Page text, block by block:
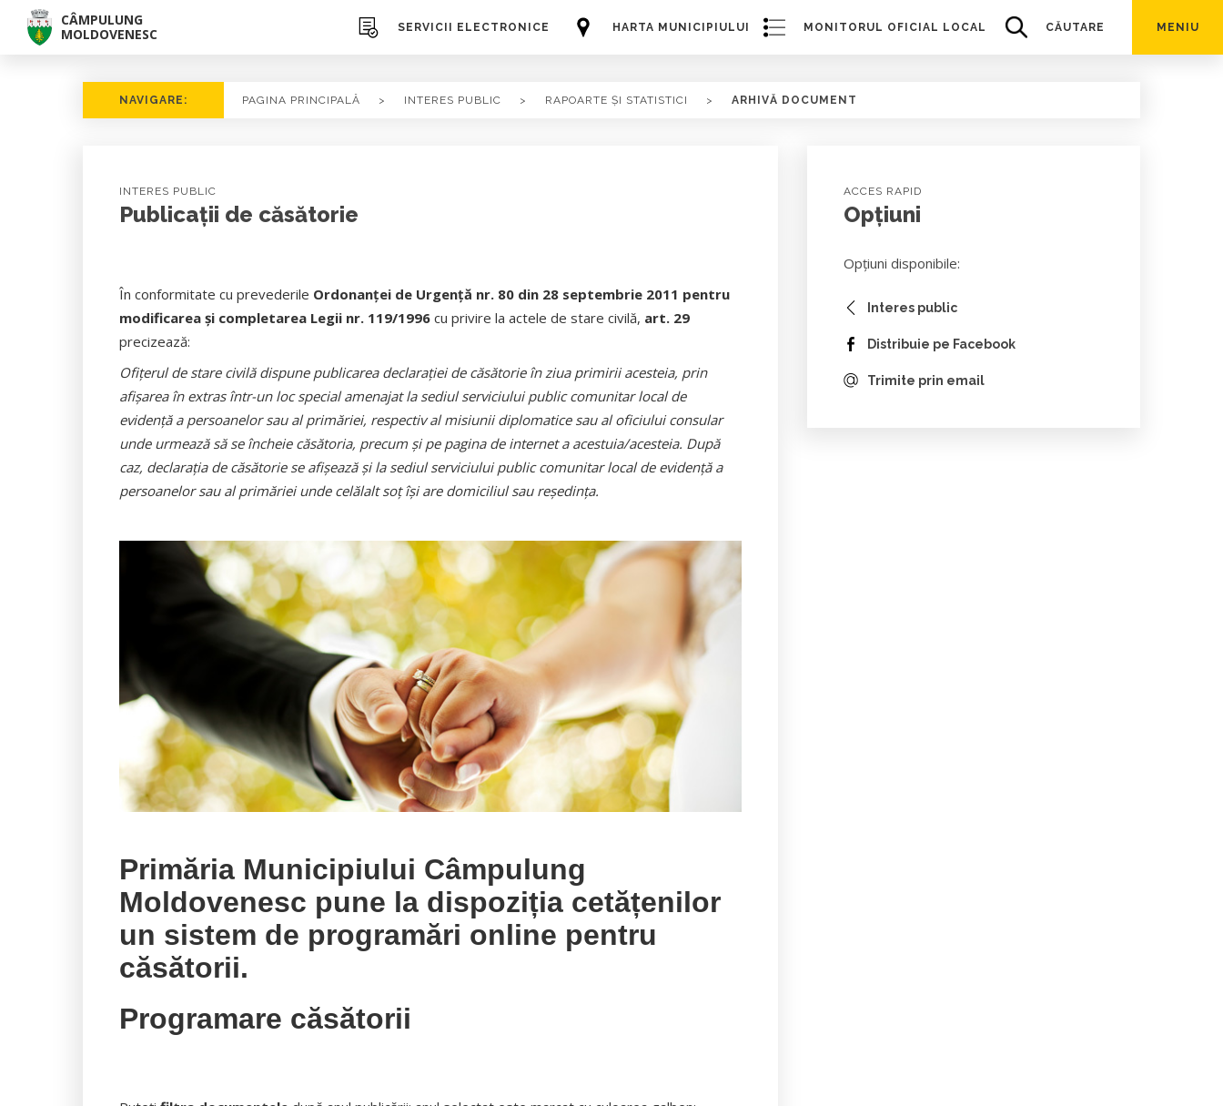
CÂMPULUNG
MOLDOVENESC
HARTA MUNICIPIULUI
SERVICII ELECTRONICE MONITORUL OFICIAL LOCAL CĂUTARE MENIU
NAVIGARE: PAGINA PRINCIPALĂ > INTERES PUBLIC > RAPOARTE ȘI STATISTICI > ARHIVĂ DOCUMENT
INTERES PUBLIC
Publicații de căsătorie
În conformitate cu prevederile Ordonanţei de Urgenţă nr. 80 din 28 septembrie 2011 pentru
modificarea şi completarea Legii nr. 119/1996cu privire la actele de stare civilă, art. 29
precizează:
Ofiţerul de stare civilă dispune publicarea declaraţiei de căsătorie în ziua primirii acesteia, prin
afişarea în extras într-un loc special amenajat la sediul serviciului public comunitar local de
evidenţă a persoanelor sau al primăriei, respectiv al misiunii diplomatice sau al oficiului consular
unde urmează să se încheie căsătoria, precum şi pe pagina de internet a acestuia/acesteia. După
caz, declaraţia de căsătorie se afişează şi la sediul serviciului public comunitar local de evidenţă a
persoanelor sau al primăriei unde celălalt soţ îşi are domiciliul sau reşedinţa.
Primăria Municipiului Câmpulung
Moldovenesc pune la dispoziția cetățenilor
un sistem de programări online pentru
căsătorii.
Programare căsătorii
ACCES RAPID
Opțiuni
Opțiuni disponibile:
Interes public
Distribuie pe Facebook
Trimite prin email